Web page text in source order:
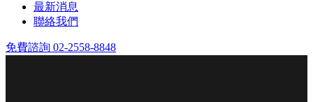
最新消息
聯絡我們
免費諮詢 02-2558-8848